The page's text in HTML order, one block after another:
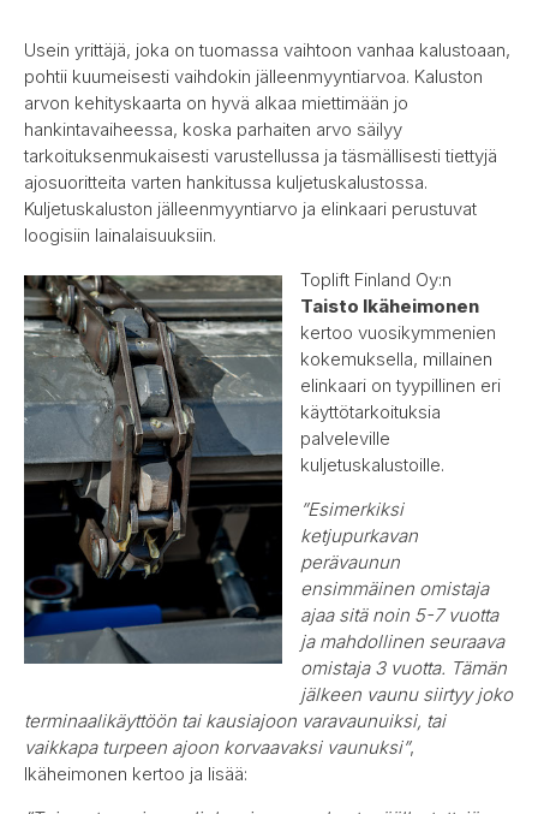
Usein yrittäjä, joka on tuomassa vaihtoon vanhaa kalustoaan,
pohtii kuumeisesti vaihdokin jälleenmyyntiarvoa. Kaluston
arvon kehityskaarta on hyvä alkaa miettimään jo
hankintavaiheessa, koska parhaiten arvo säilyy
tarkoituksenmukaisesti varustellussa ja täsmällisesti tiettyjä
ajosuoritteita varten hankitussa kuljetuskalustossa.
Kuljetuskaluston jälleenmyyntiarvo ja elinkaari perustuvat
loogisiin lainalaisuuksiin.
Toplift Finland Oy:n
Taisto Ikäheimonen
kertoo vuosikymmenien
kokemuksella, millainen
elinkaari on tyypillinen eri
käyttötarkoituksia
palveleville
kuljetuskalustoille.
”Esimerkiksi
ketjupurkavan
perävaunun
ensimmäinen omistaja
ajaa sitä noin 5-7 vuotta
ja mahdollinen seuraava
omistaja 3 vuotta. Tämän
jälkeen vaunu siirtyy joko
terminaalikäyttöön tai kausiajoon varavaunuiksi, tai
vaikkapa turpeen ajoon korvaavaksi vaunuksi”,
Ikäheimonen kertoo ja lisää: